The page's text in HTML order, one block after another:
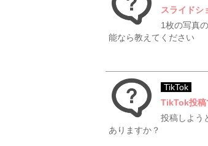
スライドシ
1枚の写真
能なら教えてください
TikTok
TikTok投稿
投稿しよう
ありますか？